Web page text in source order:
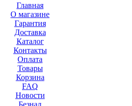
Главная
О магазине
Гарантия
Доставка
Каталог
Контакты
Оплата
Товары
Корзина
FAQ
Новости
Безнал